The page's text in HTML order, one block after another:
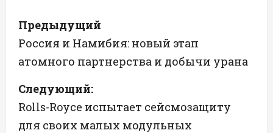
Н
а
в
и
г
Предыдущий
Россия и Намибия: новый этап
атомного партнерства и добычи урана
Следующий:
Rolls-Royce испытает сейсмозащиту
для своих малых модульных